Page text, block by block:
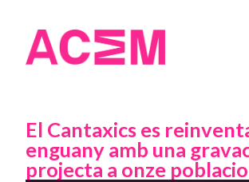
El Cantaxics es
enguany amb una
projecta a onze